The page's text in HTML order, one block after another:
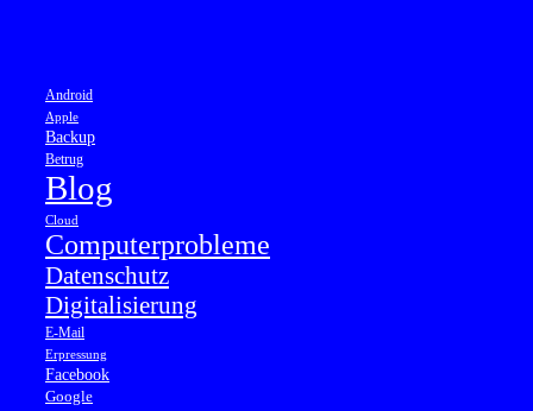
Android
Apple
Backup
Betrug
Blog
Cloud
Computerprobleme
Datenschutz
Digitalisierung
E-Mail
Erpressung
Facebook
Google